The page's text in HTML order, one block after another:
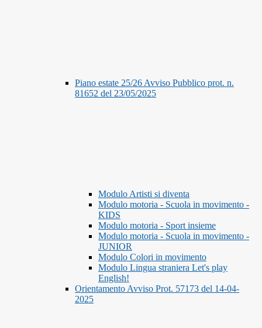
Piano estate 25/26 Avviso Pubblico prot. n.
81652 del 23/05/2025
Modulo Artisti si diventa
Modulo motoria - Scuola in movimento -
KIDS
Modulo motoria - Sport insieme
Modulo motoria - Scuola in movimento -
JUNIOR
Modulo Colori in movimento
Modulo Lingua straniera Let's play
English!
Orientamento Avviso Prot. 57173 del 14-04-
2025